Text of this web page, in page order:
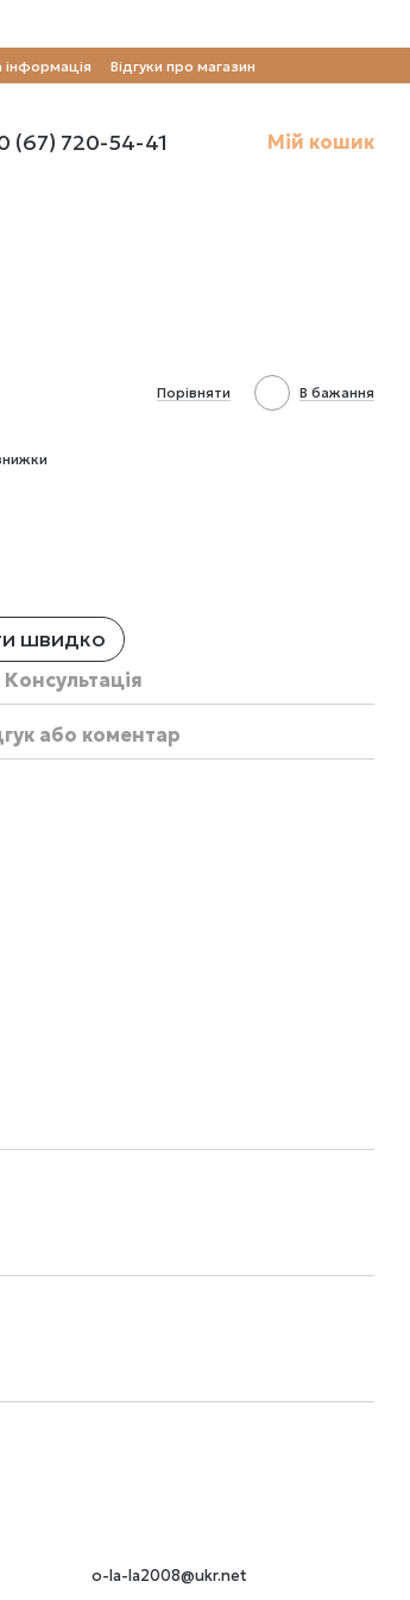
інформація Відгуки про магазин
(67) 720-54-41 Мій кошик
Порівняти В бажання
швидко
Консультація
або коментар
o-la-la2008@ukr.net